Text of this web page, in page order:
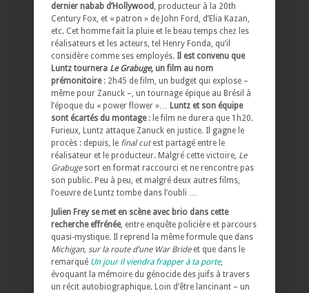
dernier nabab d’Hollywood , producteur à la 20th
Century Fox, et « patron » de John Ford, d’Elia Kazan,
etc. Cet homme fait la pluie et le beau temps chez les
réalisateurs et les acteurs, tel Henry Fonda, qu’il
considère comme ses employés. Il est convenu que
Luntz tournera Le Grabuge, un film au nom
prémonitoire: 2h45 de film, un budget qui explose –
même pour Zanuck –, un tournage épique au Brésil à
l’époque du « power flower »… Luntz et son équipe
sont écartés du montage: le film ne durera que 1h20.
Furieux, Luntz attaque Zanuck en justice. Il gagne le
procès : depuis, le final cutest partagé entre le
réalisateur et le producteur. Malgré cette victoire, Le
Grabugesort en format raccourci et ne rencontre pas
son public. Peu à peu, et malgré deux autres films,
l’oeuvre de Luntz tombe dans l’oubli …
Julien Frey se met en scène avec brio dans cette
recherche effrénée, entre enquête policière et parcours
quasi-mystique. Il reprend la même formule que dans
Michigan, sur la route d’une War Brideet que dans le
remarqué Un jour il viendra frapper à ta porte,
évoquant la mémoire du génocide des juifs à travers
un récit autobiographique. Loin d’être lancinant – un